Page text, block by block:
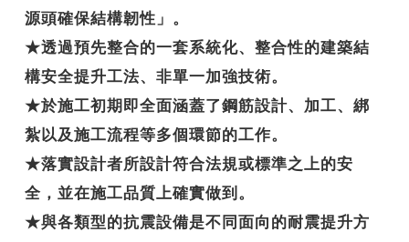
源頭確保結構韌性」。
★透過預先整合的一套系統化、整合性的建築結
構安全提升工法、非單一加強技術。
★於施工初期即全面涵蓋了鋼筋設計、加工、綁
紮以及施工流程等多個環節的工作。
★落實設計者所設計符合法規或標準之上的安
全，並在施工品質上確實做到。
★與各類型的抗震設備是不同面向的耐震提升方